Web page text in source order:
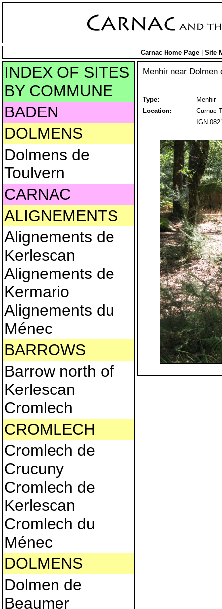
Carnac Home Page| Site
INDEX OF SITES
BY COMMUNE
BADEN
DOLMENS
Dolmens de
Toulvern
CARNAC
ALIGNEMENTS
Alignements de
Kerlescan
Alignements de
Kermario
Alignements du
Ménec
BARROWS
Barrow north of
Kerlescan
Cromlech
CROMLECH
Cromlech de
Crucuny
Cromlech de
Kerlescan
Cromlech du
Ménec
DOLMENS
Dolmen de
Beaumer
Menhir near Dolmen
Type:
Menhir
Location:
Carnac
IGN